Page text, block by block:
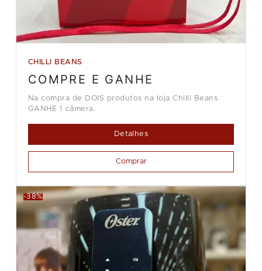
CHILLI BEANS
COMPRE E GANHE
Na compra de DOIS produtos na loja Chilli Beans
GANHE 1 câmera.
Detalhes
Comprar
-38%